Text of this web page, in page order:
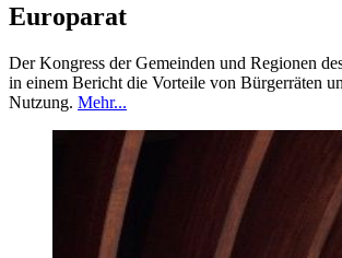
Europarat
Der Kongress der Gemeinden und Regionen
in einem Bericht die Vorteile von Bürgerräten
Nutzung. Mehr...